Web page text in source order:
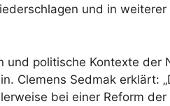
und in weiterer
und politische Kontexte der
Clemens Sedmak erklärt:
bei einer Reform